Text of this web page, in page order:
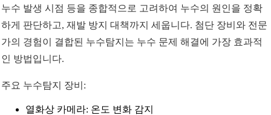
누수 발생 시점 등을 종합적으로 고려하여 누수의 원인을 정확
하게 판단하고, 재발 방지 대책까지 세웁니다. 첨단 장비와 전문
가의 경험이 결합된 누수탐지는 누수 문제 해결에 가장 효과적
인 방법입니다.
주요 누수탐지 장비:
열화상 카메라: 온도 변화 감지